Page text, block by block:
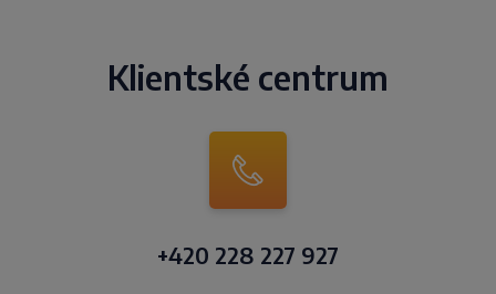
Klientské centrum
+420 228 227 927